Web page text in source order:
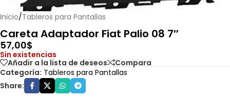
Inicio/Tableros para Pantallas
Careta Adaptador Fiat Palio 08 7″
57,00$
Sin existencias
Añadir a la lista de deseos
Compara
Categoría: Tableros para Pantallas
Share: